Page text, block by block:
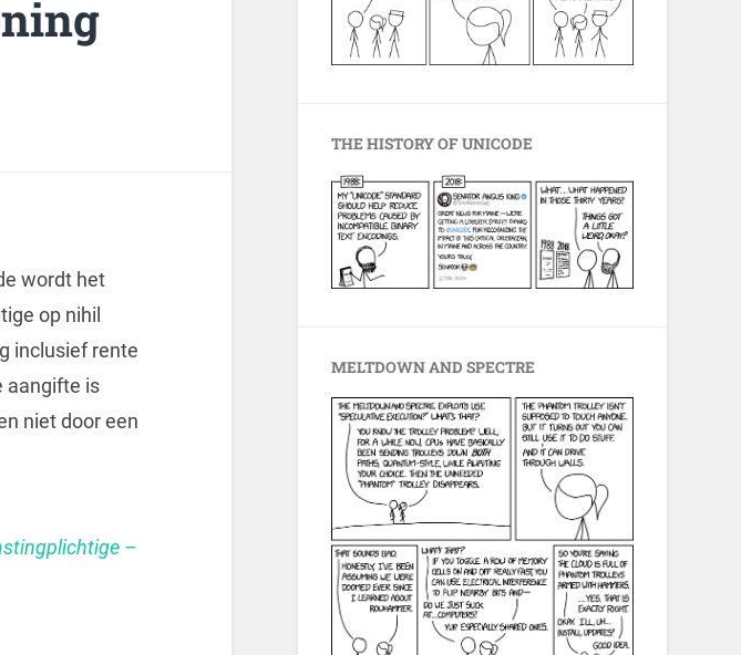
wordt het
op nihil
inclusief rente
aangifte is
niet door een
–
THE HISTORY OF UNICODE
MELTDOWN AND SPECTRE